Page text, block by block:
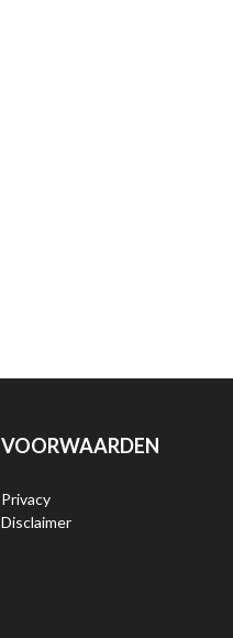
VOORWAARDEN
Privacy
Disclaimer